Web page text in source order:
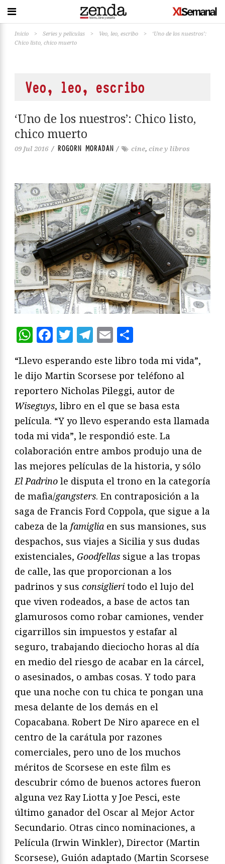
Inicio > Series y películas > Veo, leo, escribo >
‘Uno de los nuestros’:
Chico listo, chico muerto
Veo, leo, escribo
‘Uno de los nuestros’: Chico listo,
chico muerto
09 Jul 2016 / ROGORN MORADAN / cine, cine y libros
WhatsApp
Facebook
Twitter
Telegram
Email
“Llevo esperando este libro toda mi vida”,
le dijo Martin Scorsese por teléfono al
reportero Nicholas Pileggi, autor de
Wiseguys, libro en el que se basa esta
película. “Y yo llevo esperando esta llamada
toda mi vida”, le respondió este. La
colaboración entre ambos produjo una de
las mejores películas de la historia, y sólo
El Padrino le disputa el trono en la categoría
de mafia/gangsters. En contraposición a la
saga de Francis Ford Coppola, que sigue a la
cabeza de la famiglia en sus mansiones, sus
despachos, sus viajes a Sicilia y sus dudas
existenciales, Goodfellas sigue a las tropas
de calle, las que proporcionan a los
padrinos y sus consiglieri todo el lujo del
que viven rodeados, a base de actos tan
glamurosos como robar camiones, vender
cigarrillos sin impuestos y estafar al
seguro, trabajando dieciocho horas al día
en medio del riesgo de acabar en la cárcel,
o asesinados, o ambas cosas. Y todo para
que una noche con tu chica te pongan una
mesa delante de los demás en el
Copacabana. Robert De Niro aparece en el
centro de la carátula por razones
comerciales, pero uno de los muchos
méritos de Scorsese en este film es
descubrir cómo de buenos actores fueron
alguna vez Ray Liotta y Joe Pesci, este
último ganador del Oscar al Mejor Actor
Secundario. Otras cinco nominaciones, a
Película (Irwin Winkler), Director (Martin
Scorsese), Guión adaptado (Martin Scorsese